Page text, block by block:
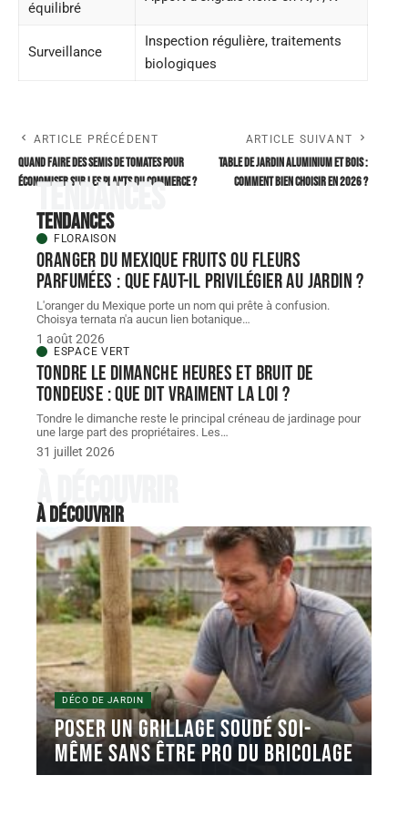
équilibré
Surveillance
Inspection régulière, traitements
biologiques
ARTICLE PRÉCÉDENT
Quand faire des semis de tomates pour
économiser sur les plants du commerce ?
ARTICLE SUIVANT
Table de jardin aluminium et bois :
comment bien choisir en 2026 ?
Tendances
Tendances
FLORAISON
Oranger du Mexique fruits ou fleurs
parfumées : que faut-il privilégier au jardin ?
L'oranger du Mexique porte un nom qui prête à confusion.
Choisya ternata n'a aucun lien botanique…
1 août 2026
ESPACE VERT
Tondre le dimanche heures et bruit de
tondeuse : que dit vraiment la loi ?
Tondre le dimanche reste le principal créneau de jardinage pour
une large part des propriétaires. Les…
31 juillet 2026
À découvrir
À découvrir
DÉCO DE JARDIN
Poser un grillage soudé soi-
même sans être pro du bricolage